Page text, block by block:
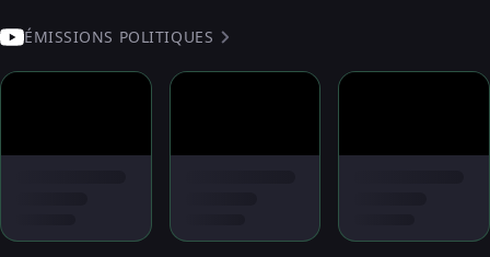
ÉMISSIONS POLITIQUES